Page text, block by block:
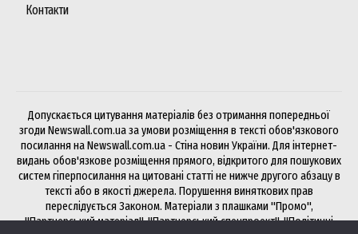
Контакти
Допускається цитування матеріалів без отримання попередньої
згоди Newswall.com.ua за умови розміщення в тексті обов'язкового
посилання на Newswall.com.ua - Стіна новин України. Для інтернет-
видань обов'язкове розміщення прямого, відкритого для пошукових
систем гіперпосилання на цитовані статті не нижче другого абзацу в
тексті або в якості джерела. Порушення виняткових прав
переслідується Законом. Матеріали з плашками "Промо",
"Партнерський матеріал", "Партнерський спецпроект", "Політичні